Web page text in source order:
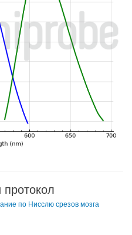
по Нисслю срезов мозга